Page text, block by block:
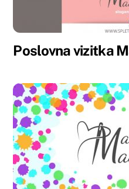
Poslovna vizitka